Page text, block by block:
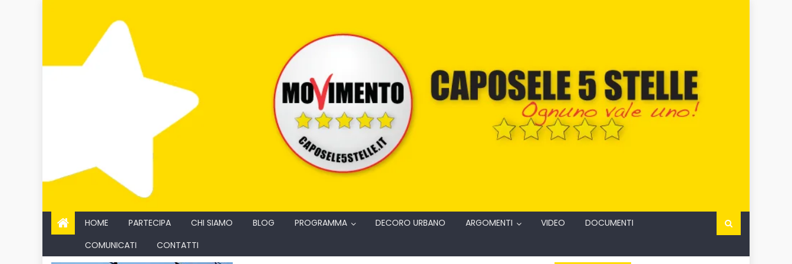
HOME PARTECIPA CHI SIAMO BLOG PROGRAMMA DECORO URBANO ARGOMENTI VIDEO
DOCUMENTI
COMUNICATI
CONTATTI